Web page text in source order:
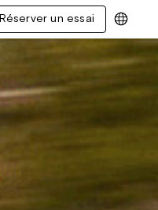
Réserver un essai